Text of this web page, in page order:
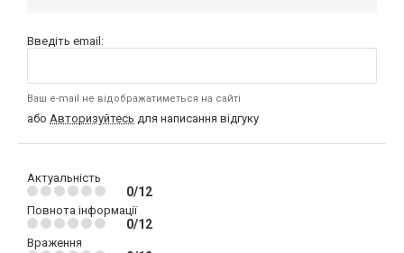
Введіть email:
Ваш e-mail не відображатиметься на сайті
або Авторизуйтесь для написання відгуку
Актуальність
0/12
Повнота інформації
0/12
Враження